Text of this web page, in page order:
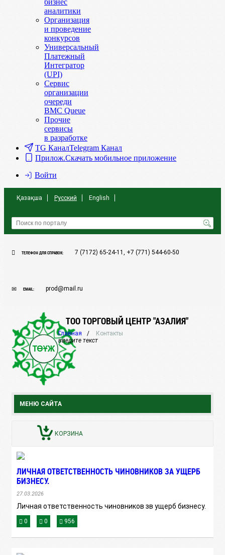
бизнес
аналитики
Организация
и проведение
конкурсов
Универсальный
Платежный
Интегратор
(UPI)
Сервис
организации
очереди
BMC Queue
Прочие
сервисы
в разработке
TG КаналTelegram Канал
Прилож.Скачать мобильное приложение
Войти
Қазақша Русский English
ТЕЛЕФОН ДЛЯ СПРАВОК: 7 (7172) 65-24-11, +7 (771) 544-60-50
EMAIL: prod@mail.ru
ТОО ТОРГОВЫЙ ЦЕНТР "АЗАЛИЯ"
МЕНЮ САЙТА
КОРЗИНА
Главная
Контакты
введите текст
ЛИЧНАЯ ОТВЕТСТВЕННОСТЬ ЧИНОВНИКОВ ЗА УЩЕРБ
БИЗНЕСУ.
27.03.2026
Личная ответственность чиновников зв ущерб бизнесу.
0 0 956